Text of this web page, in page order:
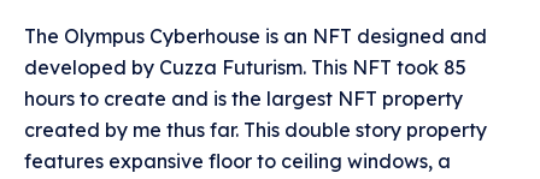
The Olympus Cyberhouse is an NFT designed and
developed by Cuzza Futurism. This NFT took 85
hours to create and is the largest NFT property
created by me thus far. This double story property
features expansive floor to ceiling windows, a